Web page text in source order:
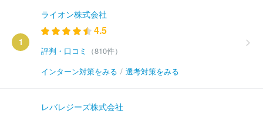
1
ライオン株式会社
4.5
評判・口コミ
（810件）
インターン対策をみる / 選考対策をみる
レバレジーズ株式会社